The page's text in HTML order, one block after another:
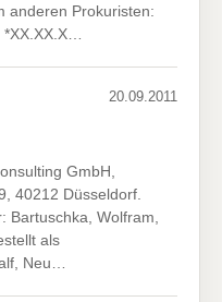
anderen Prokuristen:
20.09.2011
GmbH,
40212 Düsseldorf.
Bartuschka, Wolfram,
als
Neu…